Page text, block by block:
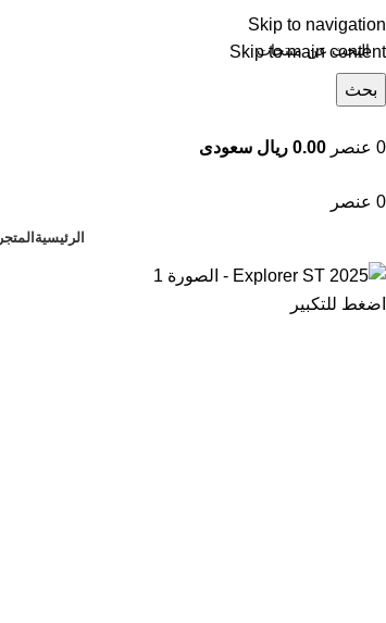
Skip to navigation
Skip to main content
بحث
0 عنصر 0.00 ريال سعودى
0 عنصر
الرئيسية المتجر
اضغط للتكبير